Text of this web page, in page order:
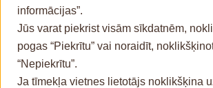
Kontakti
informācijas”.
Jūs varat piekrist visām sīkdatnēm,
pogas “Piekrītu” vai noraidīt,
“Nepiekrītu”.
Ja tīmekļa vietnes lietotājs noklikšķina